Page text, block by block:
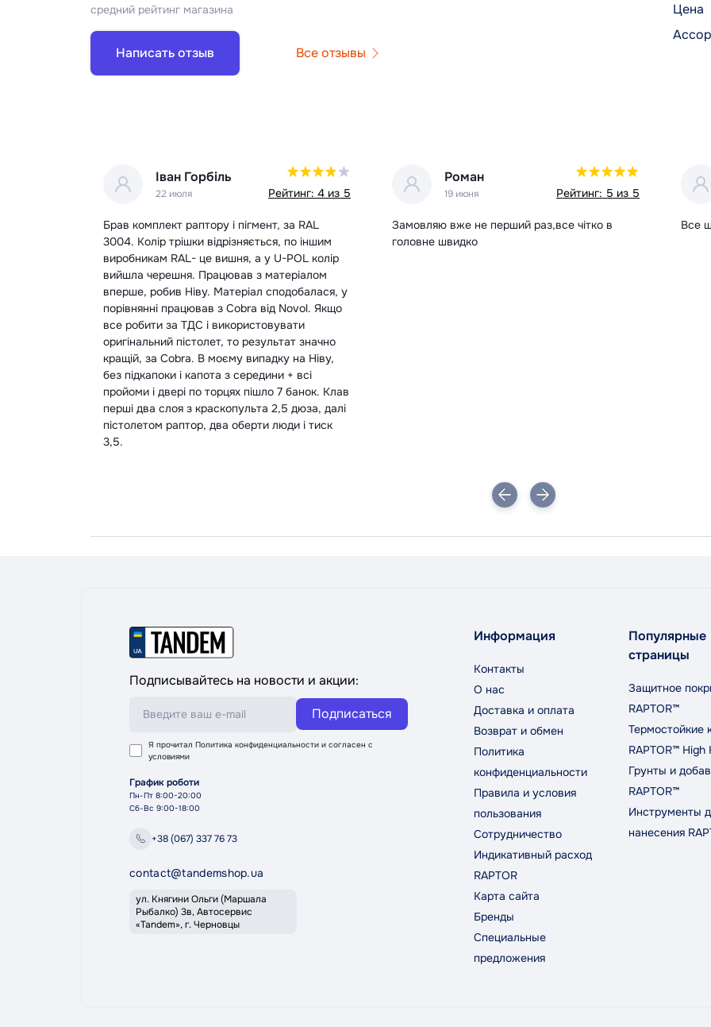
средний рейтинг магазина
Написать отзыв Все отзывы
Цена
Роман
19 июня Рейтинг: 5 из 5
Замовляю вже не перший раз,все чітко в
головне швидко
Владислав
19 июня Рейтинг: 5 из 5
Все швидко та клієнтоорієнтовано!)
Подписывайтесь на новости и акции:
Подписаться
Я прочитал Политика конфиденциальности и согласен с
условиями
График роботи
Пн-Пт 8:00-20:00
Сб-Вс 9:00-18:00
+38 (067) 337 76 73
contact@tandemshop.ua
ул. Княгини Ольги (Маршала
Рыбалко) 3в, Автосервис
«Tandem», г. Черновцы
Информация
Контакты
О нас
Доставка и оплата
Возврат и обмен
Политика
конфиденциальности
Правила и условия
пользования
Сотрудничество
Индикативный расход
RAPTOR
Карта сайта
Бренды
Специальные
предложения
Популярные
страницы
Защитное
RAPTOR™
Термостойкие
RAPTOR™ High
Грунты и
RAPTOR™
Инструменты
нанесения